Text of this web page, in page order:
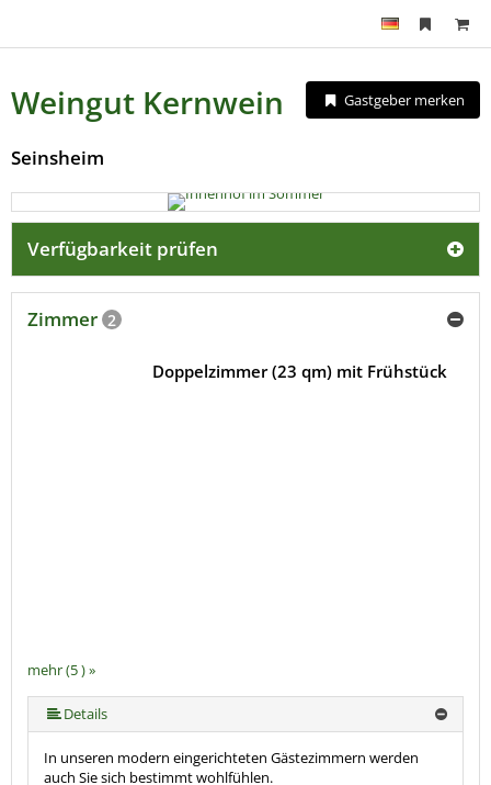
Weingut Kernwein Gastgeber merken
Seinsheim
Verfügbarkeit prüfen
Zimmer 2
mehr (5 ) »
mehr (5 ) »
Doppelzimmer (23 qm) mit Frühstück
Details
In unseren modern eingerichteten Gästezimmern werden
auch Sie sich bestimmt wohlfühlen.